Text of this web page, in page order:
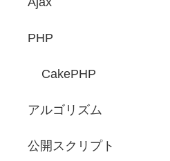
PHP
CakePHP
アルゴリズム
公開スクリプト